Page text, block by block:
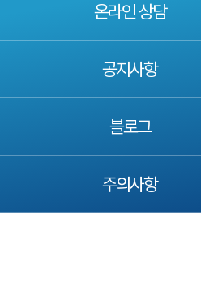
온라인 상담
공지사항
블로그
주의사항